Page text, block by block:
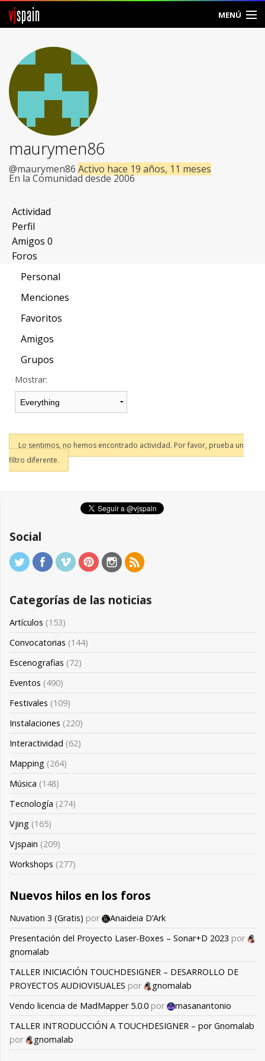
vjspain MENÚ
Foros
Noticias
Vjspain
Ayuda
Contacto
Entrar
Crear Cuenta
maurymen86
@maurymen86 Activo hace 19 años, 11 meses
En la Comunidad desde 2006
Actividad
Perfil
Amigos 0
Foros
Personal
Menciones
Favoritos
Amigos
Grupos
Mostrar:
Lo sentimos, no hemos encontrado actividad. Por favor, prueba un
filtro diferente.
Social
Categorías de las noticias
Artículos (153)
Convocatorias (144)
Escenografias (72)
Eventos (490)
Festivales (109)
Instalaciones (220)
Interactividad (62)
Mapping (264)
Música (148)
Tecnología (274)
Vjing (165)
Vjspain (209)
Workshops (277)
Nuevos hilos en los foros
Nuvation 3 (Gratis) por
Anaideia D’Ark
Presentación del Proyecto Laser-Boxes – Sonar+D 2023 por
gnomalab
TALLER INICIACIÓN TOUCHDESIGNER – DESARROLLO DE
PROYECTOS AUDIOVISUALES por
gnomalab
Vendo licencia de MadMapper 5.0.0 por
masanantonio
TALLER INTRODUCCIÓN A TOUCHDESIGNER – por Gnomalab
por
gnomalab